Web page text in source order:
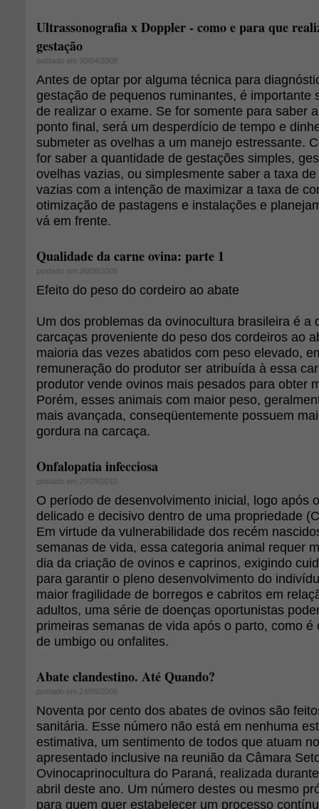
Ultrassonografia x Doppler - como e para que
gestação
postado em 30/04/2008
Antes de optar por alguma técnica para
gestação de pequenos ruminantes, é importante
de realizar o exame. Se for somente para saber
ponto final, será um desperdício de tempo e
submeter as ovelhas a um manejo estressante.
for saber a quantidade de gestações simples,
ovelhas vazias, ou simplesmente saber a taxa
vazias com a intenção de maximizar a taxa de
otimização de pastagens e instalações e
vá em frente.
Qualidade da carne ovina: parte 1
postado em 26/08/2008
Efeito do peso do cordeiro ao abate
Um dos problemas da ovinocultura brasileira é a
carcaças proveniente do peso dos cordeiros ao
maioria das vezes abatidos com peso elevado,
remuneração do produtor ser atribuída à essa
produtor vende ovinos mais pesados para obter
Porém, esses animais com maior peso,
mais avançada, conseqüentemente possuem
gordura na carcaça.
Onfalopatia infecciosa
postado em 29/09/2010
O período de desenvolvimento inicial, logo após
delicado e decisivo dentro de uma propriedade
Em virtude da vulnerabilidade dos recém
semanas de vida, essa categoria animal requer
dia da criação de ovinos e caprinos, exigindo
para garantir o pleno desenvolvimento do
maior fragilidade de borregos e cabritos em
adultos, uma série de doenças oportunistas
primeiras semanas de vida após o parto, como é
de umbigo ou onfalites.
Abate clandestino. Até Quando?
postado em 24/06/2009
Noventa por cento dos abates de ovinos são
sanitária. Esse número não está em nenhuma
estimativa, um sentimento de todos que atuam
apresentado inclusive na reunião da Câmara
Ovinocaprinocultura do Paraná, realizada
abril deste ano. Um número destes ou mesmo
para quem quer estabelecer um processo